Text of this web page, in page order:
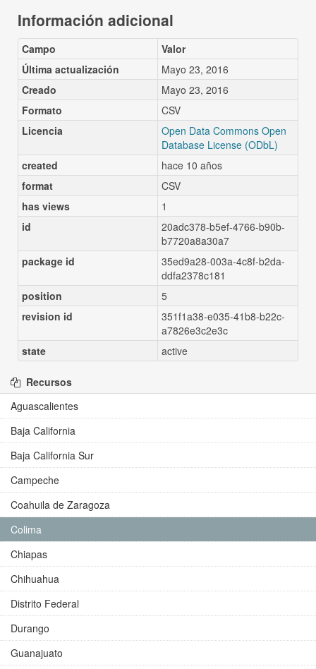
Información adicional
Campo
Valor
Última actualización
Mayo 23, 2016
Creado
Mayo 23, 2016
Formato
CSV
Licencia
Open Data Commons Open
Database License (ODbL)
created
hace 10 años
format
CSV
has views
1
id
20adc378-b5ef-4766-b90b-
b7720a8a30a7
package id
35ed9a28-003a-4c8f-b2da-
ddfa2378c181
position
5
revision id
351f1a38-e035-41b8-b22c-
a7826e3c2e3c
state
active
Recursos
Aguascalientes
Baja California
Baja California Sur
Campeche
Coahuila de Zaragoza
Colima
Chiapas
Chihuahua
Distrito Federal
Durango
Guanajuato